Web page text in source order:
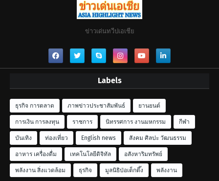
ข่าวเด่นทวีปเอเชีย
Labels
ธุรกิจ การตลาด ภาพข่าวประชาสัมพันธ์ ยานยนต์
การเงิน การลงทุน ราชการ นิทรรศการ งานมหกรรม กีฬา
บันเทิง ท่องเที่ยว English news สังคม ศิลปะ วัฒนธรรม
อาหาร เครื่องดื่ม เทคโนโลยีดิจิทัล อสังหาริมทรัพย์
พลังงาน สิ่งแวดล้อม ธุรกิจ มูลนิธิป่อเต็กตึ๊ง พลังงาน